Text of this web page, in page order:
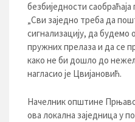
безбиједности
„Сви заједно треба да
сигнализацију, да будемо
пружних прелаза и да се
како не би дошло до
нагласио је Цвијановић.
Начелник општине
ова локална заједница у